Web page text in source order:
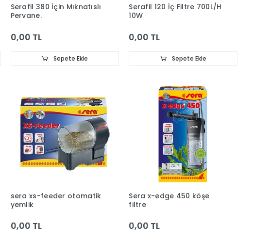
Serafil 380 İçin Mıknatıslı
Pervane.
0,00 TL
Sepete Ekle
Serafil 120 İç Filtre 700L/H
10W
0,00 TL
Sepete Ekle
sera xs-feeder otomatik
yemlik
0,00 TL
Sera x-edge 450 köşe
filtre
0,00 TL